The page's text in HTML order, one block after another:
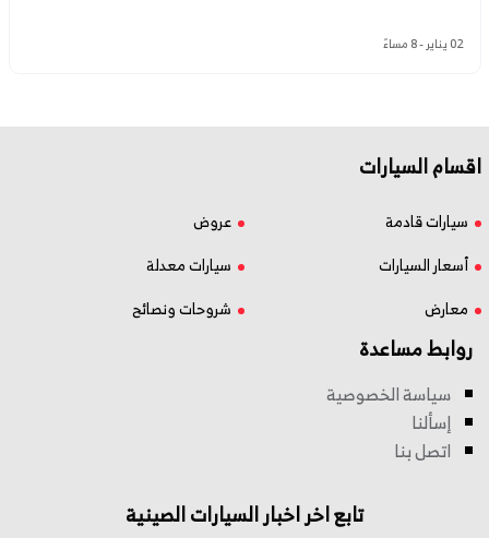
02 يناير - 8 مساءً
اقسام السيارات
سيارات قادمة
عروض
أسعار السيارات
سيارات معدلة
معارض
شروحات ونصائح
روابط مساعدة
سياسة الخصوصية
إسألنا
اتصل بنا
تابع اخر اخبار السيارات الصينية